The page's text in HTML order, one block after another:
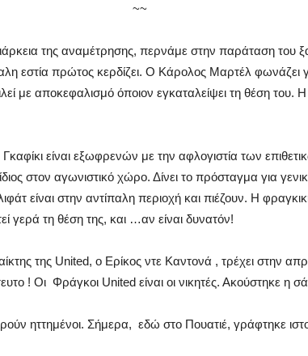
~~
της αναμέτρησης, περνάμε στην παράταση του
εστία πρώτος κερδίζει. Ο Κάρολος Μαρτέλ φωνάζει
με αποκεφαλισμό όποιον εγκαταλείψει τη θέση του.
είναι εξωφρενών με την αφλογιστία των
στον αγωνιστικό χώρο. Δίνει το πρόσταγμα για
είναι στην αντίπαλη περιοχή και πιέζουν. Η
γερά τη θέση της, και …αν είναι δυνατόν!
της United, ο Ερίκος ντε Καντονά , τρέχει στην
! Οι Φράγκοι United είναι οι νικητές. Ακούστηκε η
ηττημένοι. Σήμερα, εδώ στο Πουατιέ, γράφτηκε